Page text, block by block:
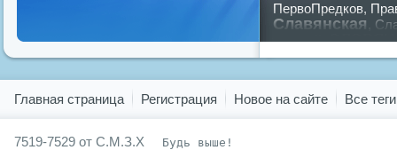
ПервоПредков,
Славянская
русский,славян
Главная страница Регистрация Новое на сайте Все теги
7519-7529 от С.М.З.Х Будь выше!